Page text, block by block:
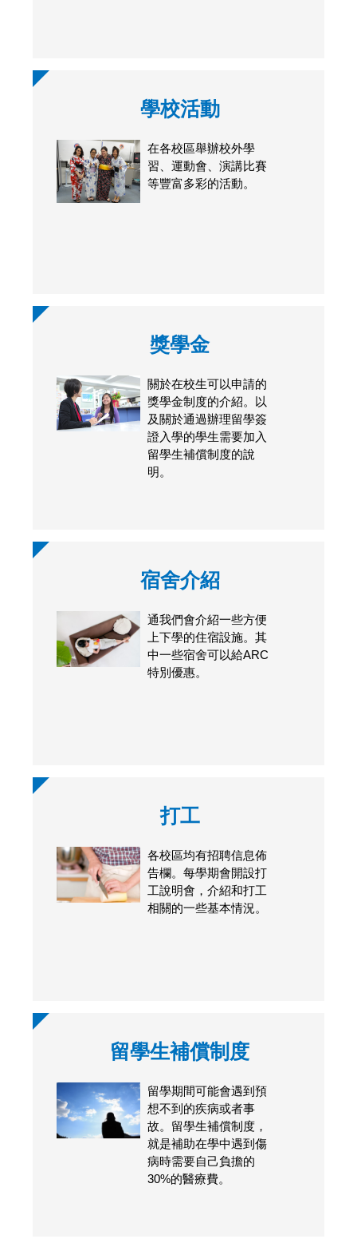
學校活動
在各校區舉辦校外學
習、運動會、演講比賽
等豐富多彩的活動。
獎學金
關於在校生可以申請的
獎學金制度的介紹。以
及關於通過辦理留學簽
證入學的學生需要加入
留學生補償制度的說
明。
宿舍介紹
通我們會介紹一些方便
上下學的住宿設施。其
中一些宿舍可以給ARC
特別優惠。
打工
各校區均有招聘信息佈
告欄。每學期會開設打
工說明會，介紹和打工
相關的一些基本情況。
留學生補償制度
留學期間可能會遇到預
想不到的疾病或者事
故。留學生補償制度，
就是補助在學中遇到傷
病時需要自己負擔的
30%的醫療費。